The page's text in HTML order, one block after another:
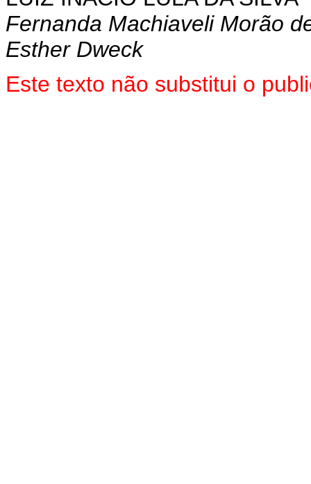
Fernanda Machiaveli Morão
Esther Dweck
Este texto não substitui o